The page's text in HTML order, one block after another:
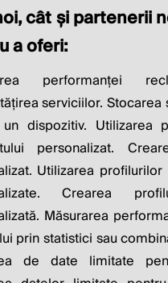
cât și partenerii
a oferi:
performanței
serviciilor.
dispozitiv. Utilizarea
personalizat.
Utilizarea
Crearea
Măsurarea
prin statistici sau
de date limitate